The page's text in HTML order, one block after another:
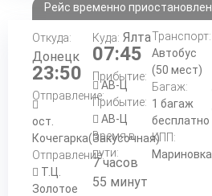
Рейс временно приостановлен
Откуда:
Донецк
23:50
Отправление:
ост.
Кочегарка(Закусочная)
Отправление:
Т.Ц.
Золотое
Куда: Ялта
07:45
Прибытие:
АВ-Ц
Прибытие:
АВ-Ц
Время в
пути:
7 часов
55 минут
Транспорт:
Автобус
(50 мест)
Багаж:
1 багаж
бесплатно
КПП:
Мариновка